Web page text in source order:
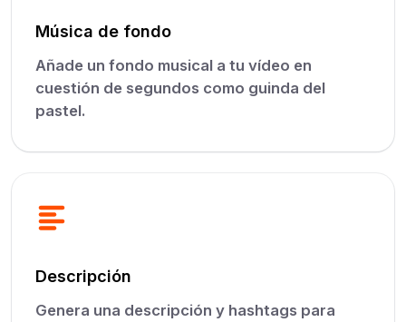
Música de fondo
Añade un fondo musical a tu vídeo en
cuestión de segundos como guinda del
pastel.
Descripción
Genera una descripción y hashtags para